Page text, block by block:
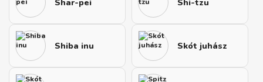
Shiba inu Skót juhász